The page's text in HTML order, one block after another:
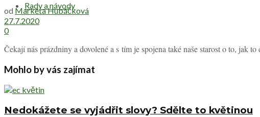
Rady a návody
od Markéta Hubáčková
27.7.2020
0
Čekají nás prázdniny a dovolené a s tím je spojena také naše starost o to, jak
Mohlo by vás zajímat
Nedokážete se vyjádřit slovy? Sdělte to květinou